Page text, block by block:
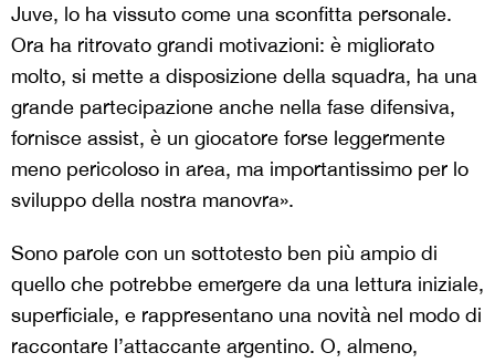
Juve, lo ha vissuto come una sconfitta personale.
Ora ha ritrovato grandi motivazioni: è migliorato
molto, si mette a disposizione della squadra, ha una
grande partecipazione anche nella fase difensiva,
fornisce assist, è un giocatore forse leggermente
meno pericoloso in area, ma importantissimo per lo
sviluppo della nostra manovra».
Sono parole con un sottotesto ben più ampio di
quello che potrebbe emergere da una lettura iniziale,
superficiale, e rappresentano una novità nel modo di
raccontare l’attaccante argentino. O, almeno,